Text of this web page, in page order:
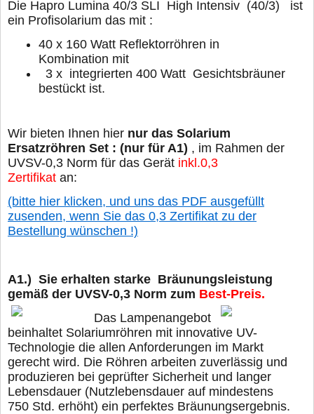
Die Hapro Lumina 40/3 SLI High Intensiv (40/3) ist
ein Profisolarium das mit :
40 x 160 Watt Reflektorröhren in
Kombination mit
3 x integrierten 400 Watt Gesichtsbräuner
bestückt ist.
Wir bieten Ihnen hier nur das Solarium
Ersatzröhren Set : (nur für A1) , im Rahmen der
UVSV-0,3 Norm für das Gerät inkl.0,3
Zertifikat an:
(bitte hier klicken, und uns das PDF ausgefüllt
zusenden, wenn Sie das 0,3 Zertifikat zu der
Bestellung wünschen !)
A1.) Sie erhalten starke Bräunungsleistung
gemäß der UVSV-0,3 Norm zum Best-Preis.
Das Lampenangebot
beinhaltet Solariumröhren mit innovative UV-
Technologie die allen Anforderungen im Markt
gerecht wird. Die Röhren arbeiten zuverlässig und
produzieren bei geprüfter Sicherheit und langer
Lebensdauer (Nutzlebensdauer auf mindestens
750 Std. erhöht) ein perfektes Bräunungsergebnis.